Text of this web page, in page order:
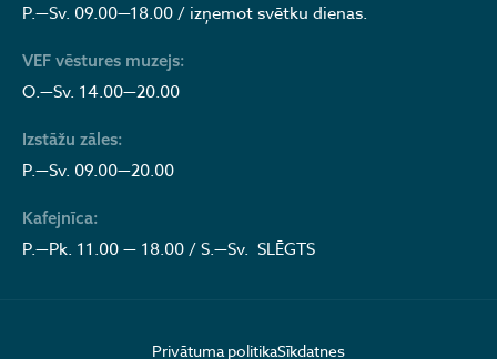
P.—Sv. 09.00—18.00 / izņemot svētku dienas.
VEF vēstures muzejs:
O.—Sv. 14.00—20.00
Izstāžu zāles:
P.—Sv. 09.00—20.00
Kafejnīca:
P.—Pk. 11.00 — 18.00 / S.—Sv. SLĒGTS
Privātuma politikaSīkdatnes